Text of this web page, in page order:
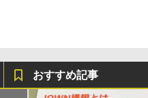
おすすめ記事